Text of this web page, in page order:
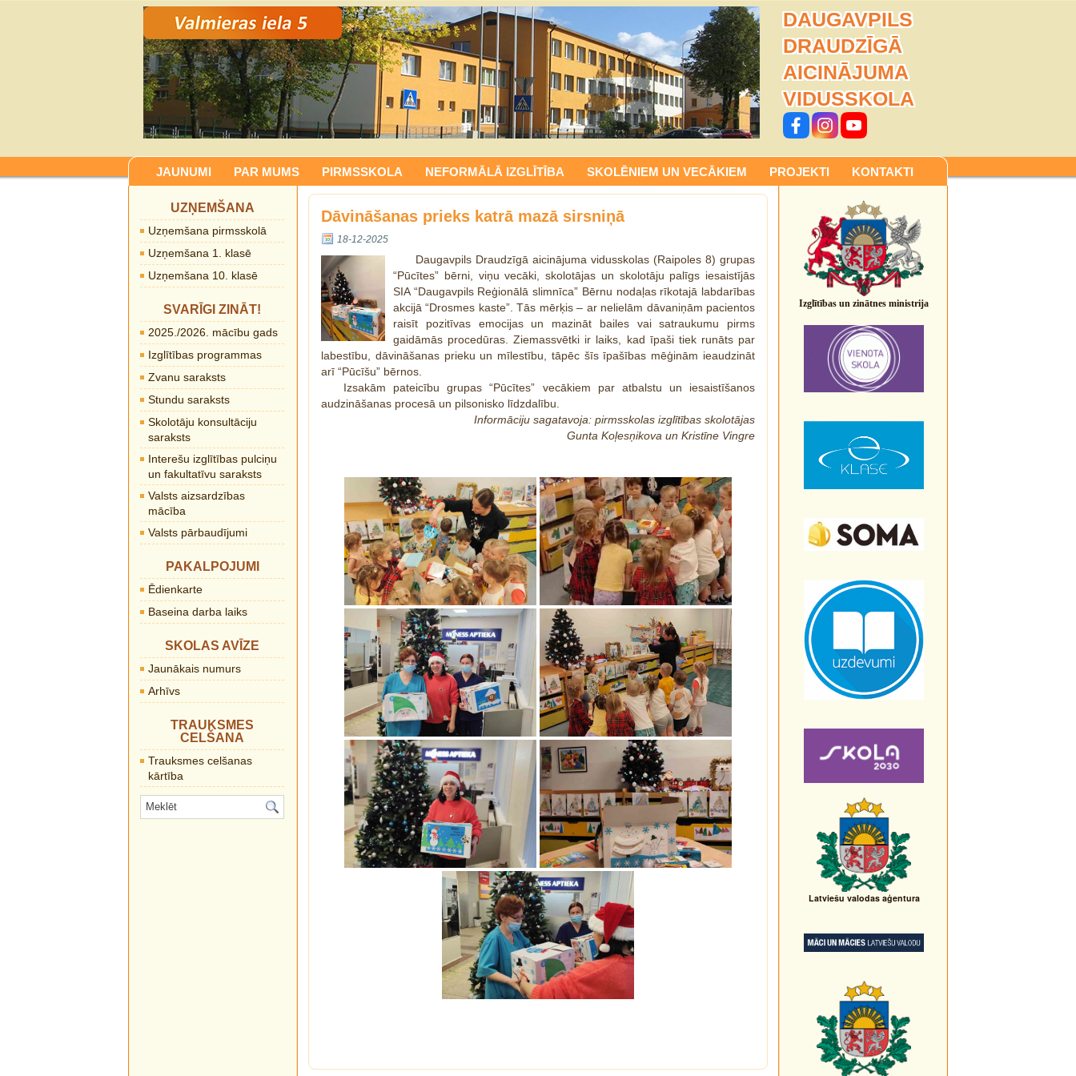
DAUGAVPILS
DRAUDZĪGĀ
AICINĀJUMA
VIDUSSKOLA
JAUNUMI PAR MUMS PIRMSSKOLA NEFORMĀLĀ IZGLĪTĪBA SKOLĒNIEM UN VECĀKIEM PROJEKTI KONTAKTI
UZŅEMŠANA
Uzņemšana pirmsskolā
Uzņemšana 1. klasē
Uzņemšana 10. klasē
SVARĪGI ZINĀT!
2025./2026. mācību gads
Izglītības programmas
Zvanu saraksts
Stundu saraksts
Skolotāju konsultāciju
saraksts
Interešu izglītības pulciņu
un fakultatīvu saraksts
Valsts aizsardzības
mācība
Valsts pārbaudījumi
PAKALPOJUMI
Ēdienkarte
Baseina darba laiks
SKOLAS AVĪZE
Jaunākais numurs
Arhīvs
TRAUKSMES
CELŠANA
Trauksmes celšanas
kārtība
Dāvināšanas prieks katrā mazā sirsniņā
18-12-2025
Daugavpils Draudzīgā aicinājuma vidusskolas (Raipoles 8) grupas
“Pūcītes” bērni, viņu vecāki, skolotājas un skolotāju palīgs iesaistījās
SIA “Daugavpils Reģionālā slimnīca” Bērnu nodaļas rīkotajā labdarības
akcijā “Drosmes kaste”. Tās mērķis – ar nelielām dāvaniņām pacientos
raisīt pozitīvas emocijas un mazināt bailes vai satraukumu pirms
gaidāmās procedūras.Ziemassvētki ir laiks, kad īpaši tiek runāts par
labestību, dāvināšanas prieku un mīlestību, tāpēc šīs īpašības mēģinām ieaudzināt
arī “Pūcīšu” bērnos.
Izsakām pateicību grupas “Pūcītes” vecākiem par atbalstu un iesaistīšanos
audzināšanas procesā un pilsonisko līdzdalību.
Informāciju sagatavoja: pirmsskolas izglītības skolotājas
Gunta Koļesņikova un Kristīne Vingre
Izglītības un zinātnes ministrija
Latviešu valodas aģentura